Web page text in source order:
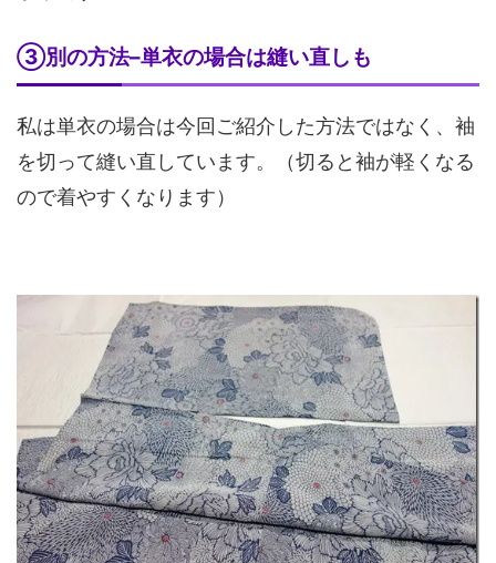
③別の方法–単衣の場合は縫い直しも
私は単衣の場合は今回ご紹介した方法ではなく、袖
を切って縫い直しています。（切ると袖が軽くなる
ので着やすくなります）